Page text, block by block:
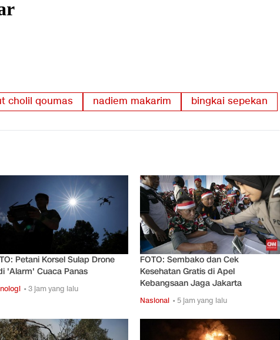
cholil qoumas nadiem makarim bingkai sepekan
Petani Korsel Sulap Drone
'Alarm' Cuaca Panas
• 3 jam yang lalu
FOTO: Sembako dan Cek
Kesehatan Gratis di Apel
Kebangsaan Jaga Jakarta
Nasional • 5 jam yang lalu